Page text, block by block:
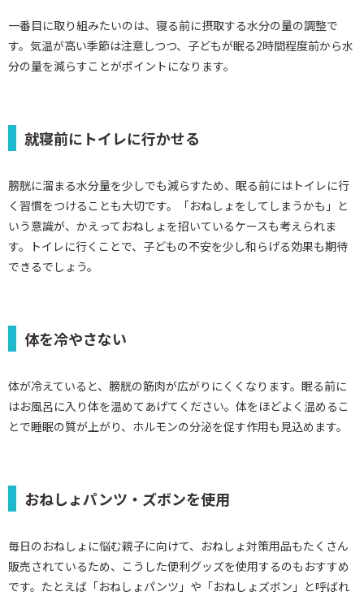
一番目に取り組みたいのは、寝る前に摂取する水分の量の調整で
す。気温が高い季節は注意しつつ、子どもが眠る2時間程度前から水
分の量を減らすことがポイントになります。
就寝前にトイレに行かせる
膀胱に溜まる水分量を少しでも減らすため、眠る前にはトイレに行
く習慣をつけることも大切です。「おねしょをしてしまうかも」と
いう意識が、かえっておねしょを招いているケースも考えられま
す。トイレに行くことで、子どもの不安を少し和らげる効果も期待
できるでしょう。
体を冷やさない
体が冷えていると、膀胱の筋肉が広がりにくくなります。眠る前に
はお風呂に入り体を温めてあげてください。体をほどよく温めるこ
とで睡眠の質が上がり、ホルモンの分泌を促す作用も見込めます。
おねしょパンツ・ズボンを使用
毎日のおねしょに悩む親子に向けて、おねしょ対策用品もたくさん
販売されているため、こうした便利グッズを使用するのもおすすめ
です。たとえば「おねしょパンツ」や「おねしょズボン」と呼ばれ